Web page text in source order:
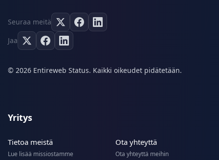
Seuraa meitä
Jaa
© 2026 Entireweb Status. Kaikki oikeudet pidätetään.
Yritys
Tietoa meistä
Lue lisää missiostamme
Ota yhteyttä
Ota yhteyttä meihin